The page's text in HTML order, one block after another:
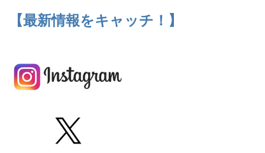
【最新情報をキャッチ！】